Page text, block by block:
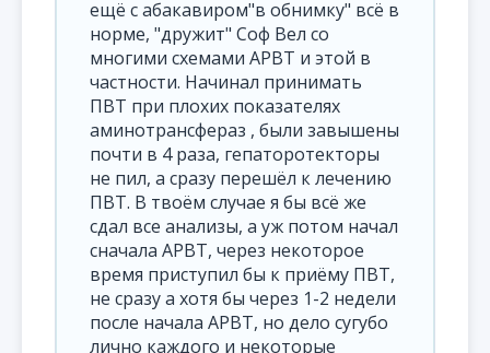
ещё с абакавиром"в обнимку" всё в
норме, "дружит" Соф Вел со
многими схемами АРВТ и этой в
частности. Начинал принимать
ПВТ при плохих показателях
аминотрансфераз , были завышены
почти в 4 раза, гепаторотекторы
не пил, а сразу перешёл к лечению
ПВТ. В твоём случае я бы всё же
сдал все анализы, а уж потом начал
сначала АРВТ, через некоторое
время приступил бы к приёму ПВТ,
не сразу а хотя бы через 1-2 недели
после начала АРВТ, но дело сугубо
лично каждого и некоторые